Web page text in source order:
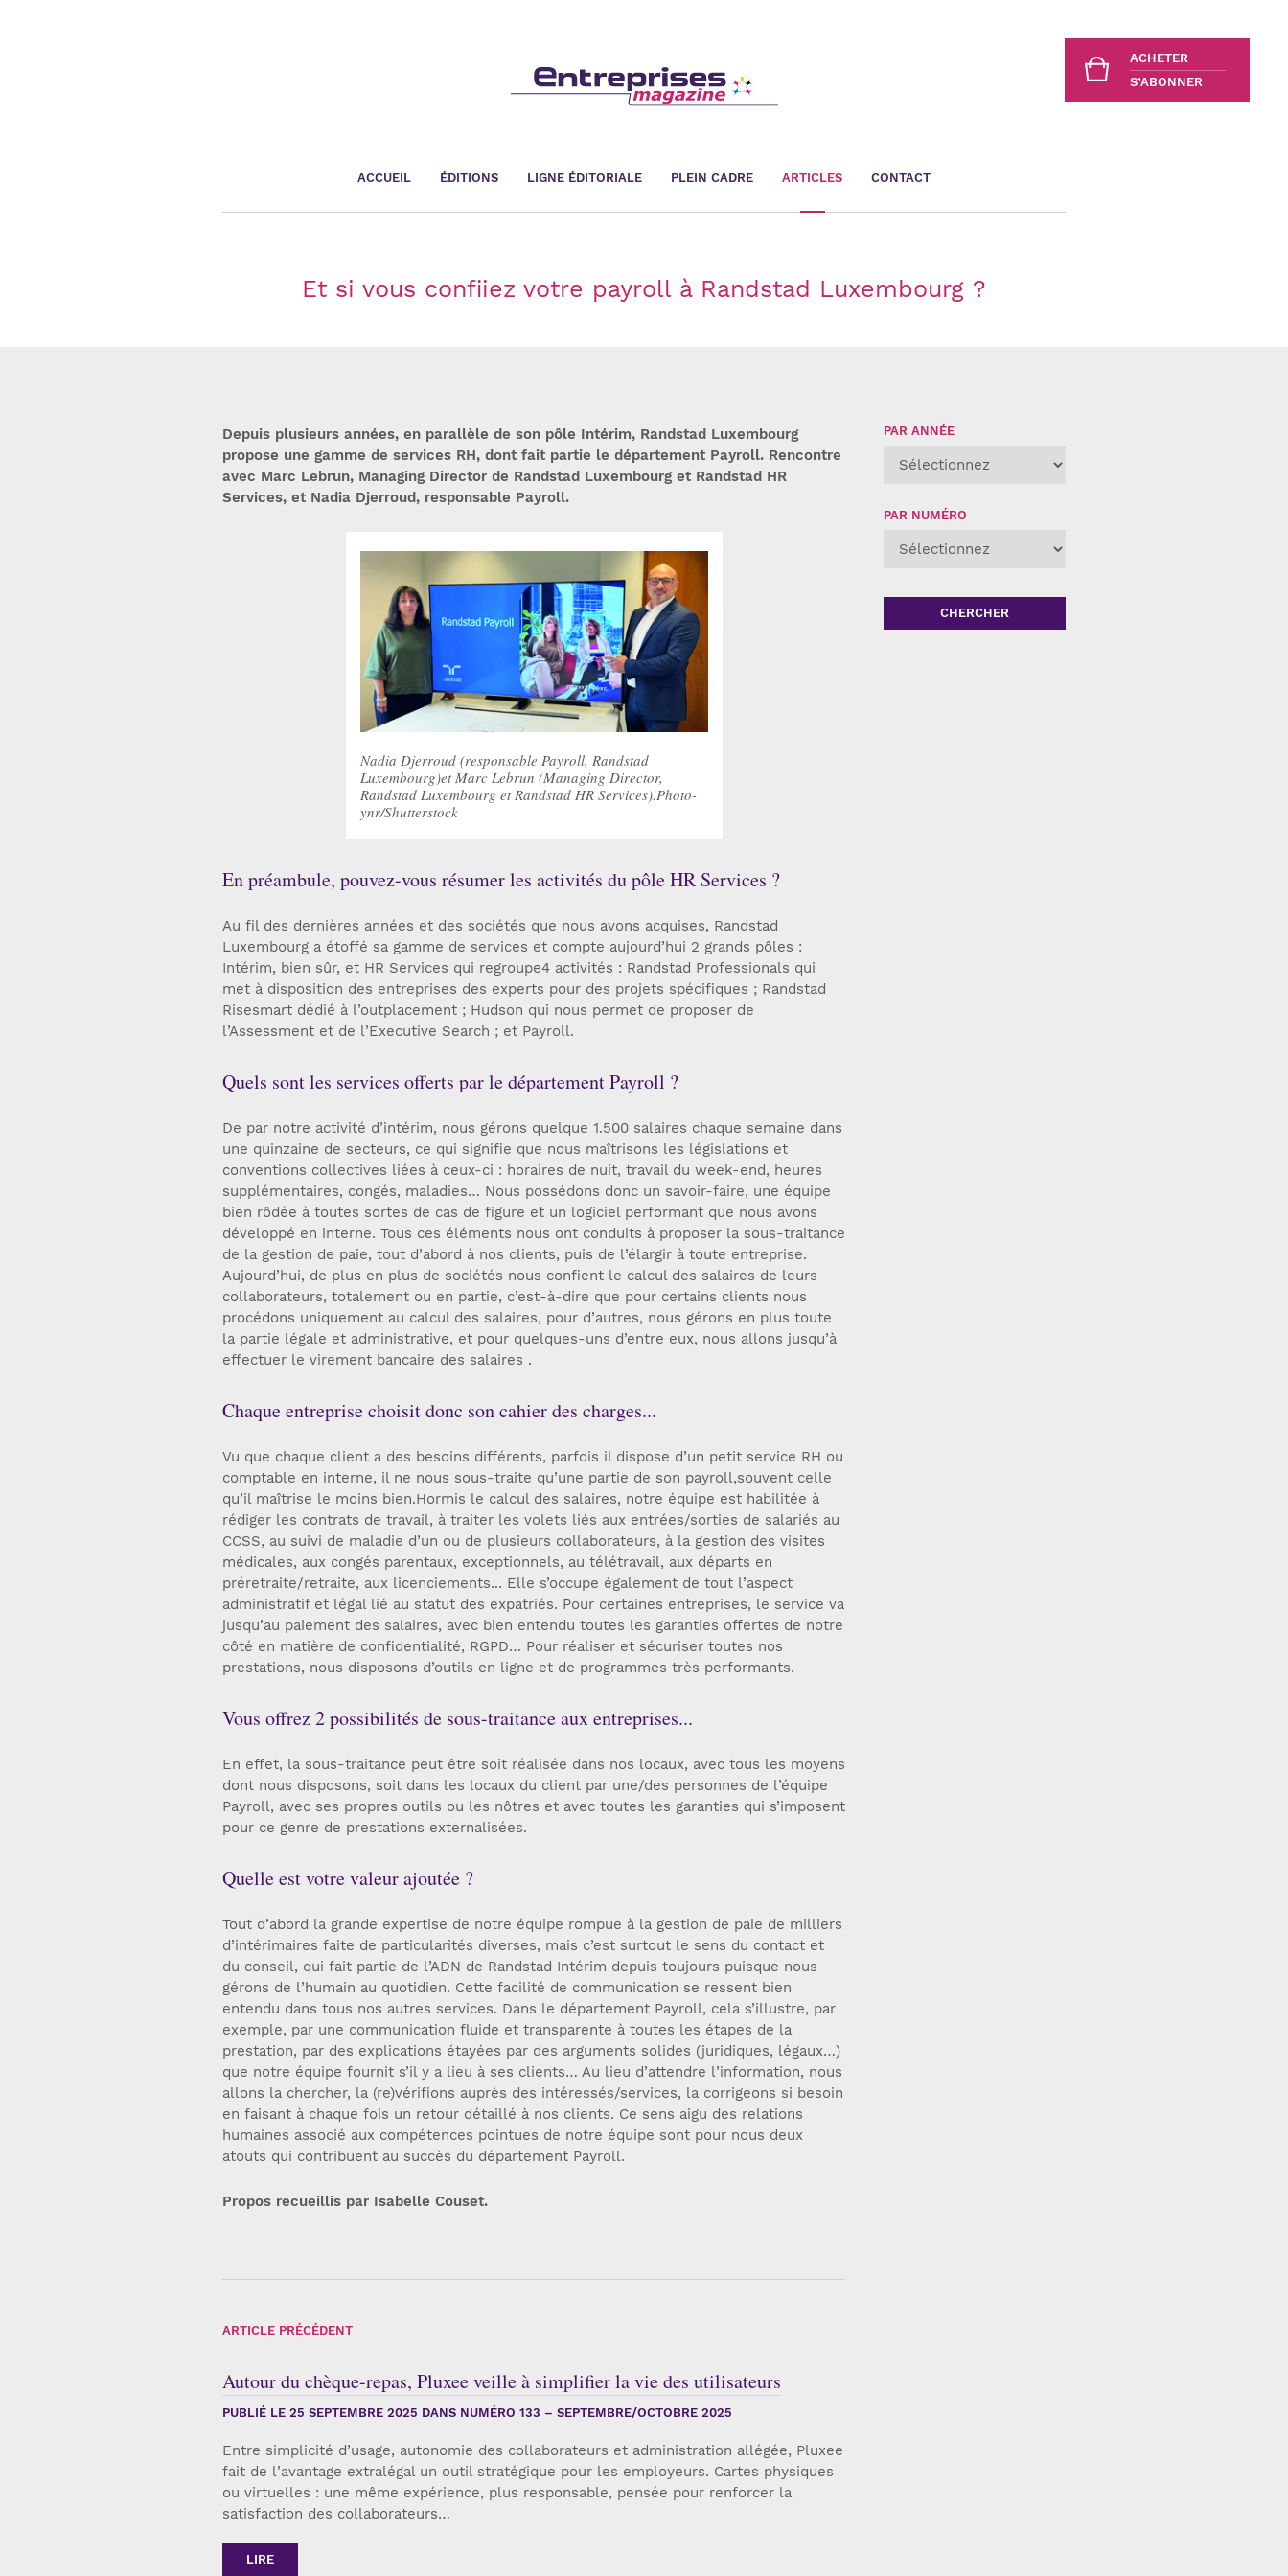
ACCUEIL ÉDITIONS LIGNE ÉDITORIALE PLEIN CADRE ARTICLES CONTACT
ACHETER
S’ABONNER
Et si vous confiiez votre payroll à Randstad Luxembourg ?
Depuis plusieurs années, en parallèle de son pôle Intérim, Randstad Luxembourg
propose une gamme de services RH, dont fait partie le département Payroll. Rencontre
avec Marc Lebrun, Managing Director de Randstad Luxembourg et Randstad HR
Services, et Nadia Djerroud, responsable Payroll.
Nadia Djerroud (responsable Payroll, Randstad
Luxembourg)et Marc Lebrun (Managing Director,
Randstad Luxembourg et Randstad HR Services).Photo-
ynr/Shutterstock
En préambule, pouvez-vous résumer les activités du pôle HR Services ?
Au fil des dernières années et des sociétés que nous avons acquises, Randstad
Luxembourg a étoffé sa gamme de services et compte aujourd’hui 2 grands pôles :
Intérim, bien sûr, et HR Services qui regroupe4 activités : Randstad Professionals qui
met à disposition des entreprises des experts pour des projets spécifiques ; Randstad
Risesmart dédié à l’outplacement ; Hudson qui nous permet de proposer de
l’Assessment et de l’Executive Search ; et Payroll.
Quels sont les services offerts par le département Payroll ?
De par notre activité d’intérim, nous gérons quelque 1.500 salaires chaque semaine dans
une quinzaine de secteurs, ce qui signifie que nous maîtrisons les législations et
conventions collectives liées à ceux-ci : horaires de nuit, travail du week-end, heures
supplémentaires, congés, maladies… Nous possédons donc un savoir-faire, une équipe
bien rôdée à toutes sortes de cas de figure et un logiciel performant que nous avons
développé en interne. Tous ces éléments nous ont conduits à proposer la sous-traitance
de la gestion de paie, tout d’abord à nos clients, puis de l’élargir à toute entreprise.
Aujourd’hui, de plus en plus de sociétés nous confient le calcul des salaires de leurs
collaborateurs, totalement ou en partie, c’est-à-dire que pour certains clients nous
procédons uniquement au calcul des salaires, pour d’autres, nous gérons en plus toute
la partie légale et administrative, et pour quelques-uns d’entre eux, nous allons jusqu’à
effectuer le virement bancaire des salaires .
Chaque entreprise choisit donc son cahier des charges...
Vu que chaque client a des besoins différents, parfois il dispose d’un petit service RH ou
comptable en interne, il ne nous sous-traite qu’une partie de son payroll,souvent celle
qu’il maîtrise le moins bien.Hormis le calcul des salaires, notre équipe est habilitée à
rédiger les contrats de travail, à traiter les volets liés aux entrées/sorties de salariés au
CCSS, au suivi de maladie d’un ou de plusieurs collaborateurs, à la gestion des visites
médicales, aux congés parentaux, exceptionnels, au télétravail, aux départs en
préretraite/retraite, aux licenciements... Elle s’occupe également de tout l’aspect
administratif et légal lié au statut des expatriés. Pour certaines entreprises, le service va
jusqu’au paiement des salaires, avec bien entendu toutes les garanties offertes de notre
côté en matière de confidentialité, RGPD… Pour réaliser et sécuriser toutes nos
prestations, nous disposons d’outils en ligne et de programmes très performants.
Vous offrez 2 possibilités de sous-traitance aux entreprises...
En effet, la sous-traitance peut être soit réalisée dans nos locaux, avec tous les moyens
dont nous disposons, soit dans les locaux du client par une/des personnes de l’équipe
Payroll, avec ses propres outils ou les nôtres et avec toutes les garanties qui s’imposent
pour ce genre de prestations externalisées.
Quelle est votre valeur ajoutée ?
Tout d’abord la grande expertise de notre équipe rompue à la gestion de paie de milliers
d’intérimaires faite de particularités diverses, mais c’est surtout le sens du contact et
du conseil, qui fait partie de l’ADN de Randstad Intérim depuis toujours puisque nous
gérons de l’humain au quotidien. Cette facilité de communication se ressent bien
entendu dans tous nos autres services. Dans le département Payroll, cela s’illustre, par
exemple, par une communication fluide et transparente à toutes les étapes de la
prestation, par des explications étayées par des arguments solides (juridiques, légaux…)
que notre équipe fournit s’il y a lieu à ses clients… Au lieu d’attendre l’information, nous
allons la chercher, la (re)vérifions auprès des intéressés/services, la corrigeons si besoin
en faisant à chaque fois un retour détaillé à nos clients. Ce sens aigu des relations
humaines associé aux compétences pointues de notre équipe sont pour nous deux
atouts qui contribuent au succès du département Payroll.
Propos recueillis par Isabelle Couset.
PAR ANNÉE
PAR NUMÉRO
CHERCHER
ARTICLE PRÉCÉDENT
Autour du chèque-repas, Pluxee veille à simplifier la vie des utilisateurs
PUBLIÉ LE 25 SEPTEMBRE 2025 DANS NUMÉRO 133 – SEPTEMBRE/OCTOBRE 2025
Entre simplicité d’usage, autonomie des collaborateurs et administration allégée, Pluxee
fait de l’avantage extralégal un outil stratégique pour les employeurs. Cartes physiques
ou virtuelles : une même expérience, plus responsable, pensée pour renforcer la
satisfaction des collaborateurs…
LIRE